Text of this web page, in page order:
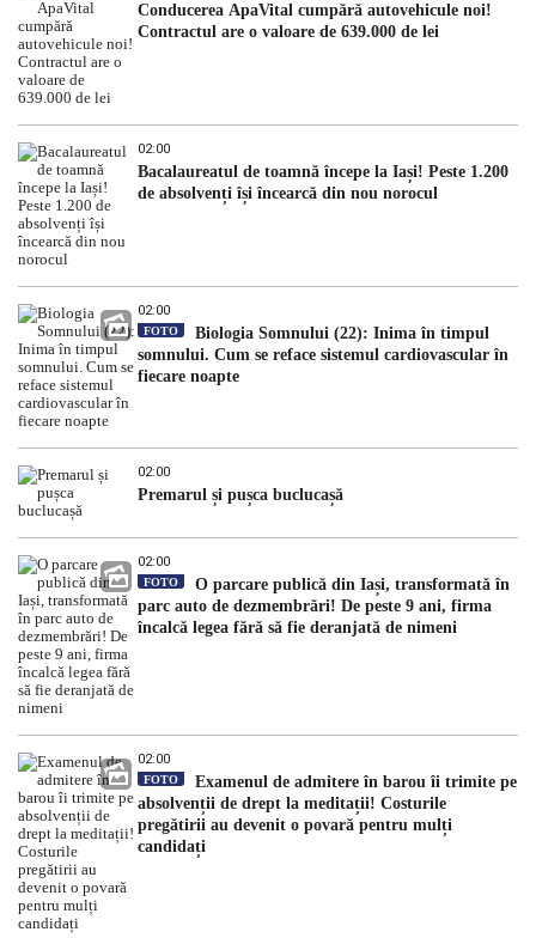
Conducerea ApaVital cumpără autovehicule noi!
Contractul are o valoare de 639.000 de lei
02:00
Bacalaureatul de toamnă începe la Iași! Peste 1.200
de absolvenți își încearcă din nou norocul
02:00
FOTO
Biologia Somnului (22): Inima în timpul
somnului. Cum se reface sistemul cardiovascular în
fiecare noapte
02:00
Premarul și pușca buclucașă
02:00
FOTO
O parcare publică din Iași, transformată în
parc auto de dezmembrări! De peste 9 ani, firma
încalcă legea fără să fie deranjată de nimeni
02:00
FOTO
Examenul de admitere în barou îi trimite pe
absolvenții de drept la meditații! Costurile
pregătirii au devenit o povară pentru mulți
candidați